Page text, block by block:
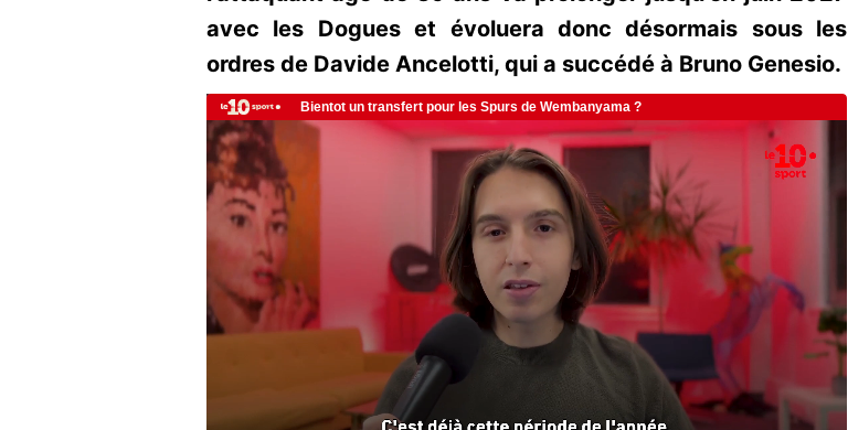
avec les Dogues et évoluera donc désormais sous les
ordres de Davide Ancelotti, qui a succédé à Bruno Genesio.